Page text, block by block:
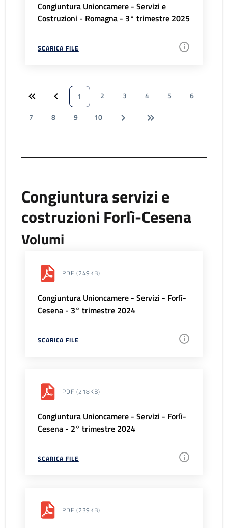
Congiuntura Unioncamere - Servizi e
Costruzioni - Romagna - 3° trimestre 2025
SCARICA FILE
1 2 3 4 5
6
7
8 9 10
Congiuntura servizi e
costruzioni Forlì-Cesena
Volumi
PDF (249KB)
Congiuntura Unioncamere - Servizi - Forlì-
Cesena - 3° trimestre 2024
SCARICA FILE
PDF (218KB)
Congiuntura Unioncamere - Servizi - Forlì-
Cesena - 2° trimestre 2024
SCARICA FILE
PDF (239KB)